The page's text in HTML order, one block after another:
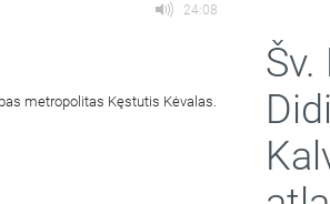
24:08
metropolitas Kęstutis Kėvalas.